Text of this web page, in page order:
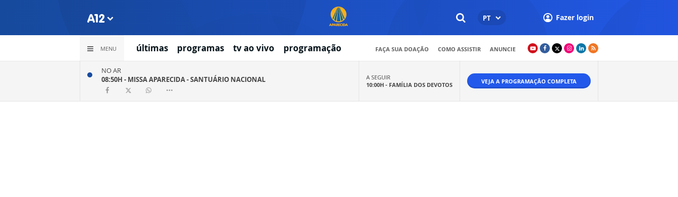
PT Fazer login
MENU últimas programas tv ao vivo programação FAÇA SUA DOAÇÃO COMO ASSISTIR ANUNCIE
NO AR
08:50H - MISSA APARECIDA - SANTUÁRIO NACIONAL
A SEGUIR
10:00H - FAMÍLIA DOS DEVOTOS VEJA A PROGRAMAÇÃO COMPLETA